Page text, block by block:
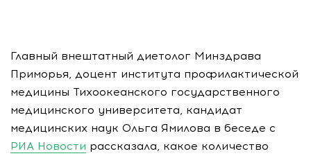
Главный внештатный диетолог Минздрава
Приморья, доцент института профилактической
медицины Тихоокеанского государственного
медицинского университета, кандидат
медицинских наук Ольга Ямилова в беседе с
РИА Новости рассказала, какое количество